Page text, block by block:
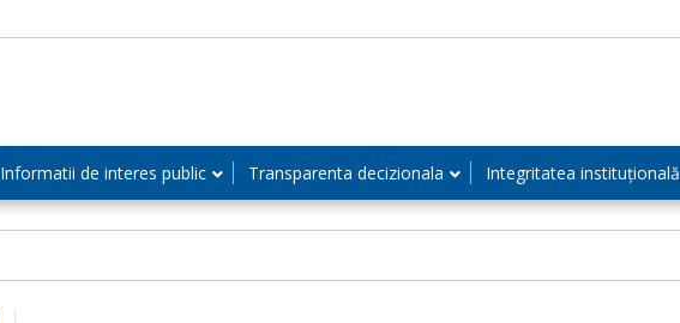
Informatii de interes public Transparenta decizionala Integritatea instituțională